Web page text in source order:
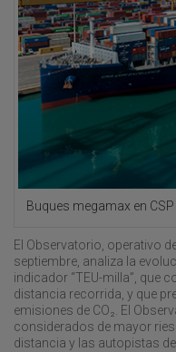
Buques megamax en
El Observatorio, operativo
septiembre, analiza la
indicador “TEU-milla”, que
distancia recorrida, y que
emisiones de CO₂. El
considerados de mayor
distancia y las autopistas